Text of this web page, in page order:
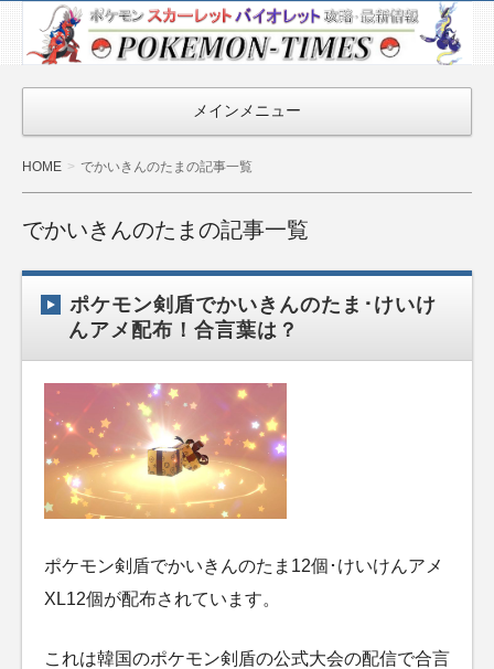
ポケモン最新
情報まとめ
『POKEMON-
TIMES』
メインメニュー
HOME でかいきんのたまの記事一覧
でかいきんのたまの記事一覧
ポケモン剣盾でかいきんのたま･けいけ
んアメ配布！合言葉は？
ポケモン剣盾でかいきんのたま12個･けいけんアメ
XL12個が配布されています。
これは韓国のポケモン剣盾の公式大会の配信で合言